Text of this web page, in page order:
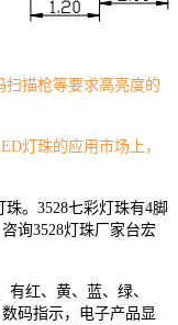
扫描枪等要求高亮度的
灯珠的应用市场上，
。3528七彩灯珠有4脚
询3528灯珠厂家台宏
红、黄、蓝、绿、
码指示，电子产品显